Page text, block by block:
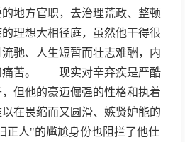
地方官职，去治理荒政、整顿
理想大相径庭，虽然他干得很
驰、人生短暂而壮志难酬，内
痛苦。 现实对辛弃疾是严酷
但他的豪迈倔强的性格和执着
在畏缩而又圆滑、嫉贤妒能的
正人"的尴尬身份也阻拦了他仕